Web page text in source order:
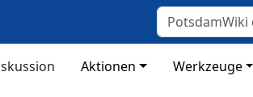
Aktionen Werkzeuge